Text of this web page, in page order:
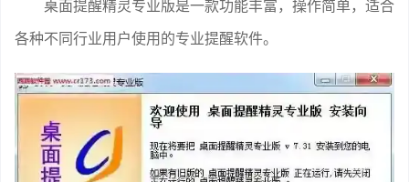
桌面提醒精灵专业版是一款功能丰富，操作简单，适合
各种不同行业用户使用的专业提醒软件。